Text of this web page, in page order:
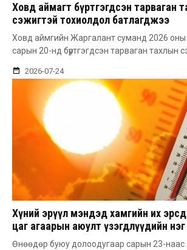
Ховд аймагт бүртгэгдсэн тарваган
сэжигтэй тохиолдол батлагджээ
Ховд аймгийн Жаргалант суманд 2026 оны
сарын 20-нд бүртгэгдсэн тарваган тахлын
2026-07-24
Хүний эрүүл мэндэд хамгийн их
цаг агаарын аюулт үзэгдлүүдийн
ХАЛУУН
Өнөөдөр буюу долоодугаар сарын 23-наас